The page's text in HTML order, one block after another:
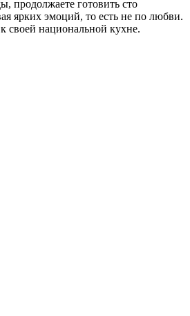
продолжаете готовить сто
ярких эмоций, то есть не по любви.
своей национальной кухне.